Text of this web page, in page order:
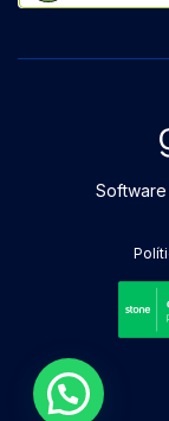
Software